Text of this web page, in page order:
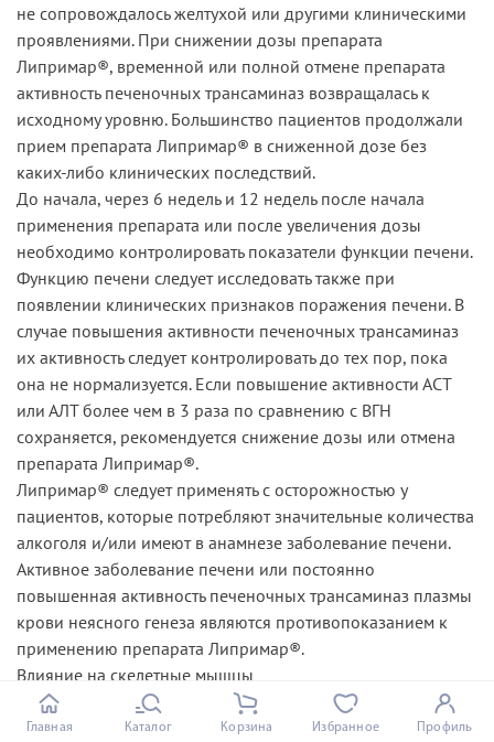
не сопровождалось желтухой или другими клиническими
проявлениями. При снижении дозы препарата
Липримар®, временной или полной отмене препарата
активность печеночных трансаминаз возвращалась к
исходному уровню. Большинство пациентов продолжали
прием препарата Липримар® в сниженной дозе без
каких-либо клинических последствий.
До начала, через 6 недель и 12 недель после начала
применения препарата или после увеличения дозы
необходимо контролировать показатели функции печени.
Функцию печени следует исследовать также при
появлении клинических признаков поражения печени. В
случае повышения активности печеночных трансаминаз
их активность следует контролировать до тех пор, пока
она не нормализуется. Если повышение активности АСТ
или АЛТ более чем в 3 раза по сравнению с ВГН
сохраняется, рекомендуется снижение дозы или отмена
препарата Липримар®.
Липримар® следует применять с осторожностью у
пациентов, которые потребляют значительные количества
алкоголя и/или имеют в анамнезе заболевание печени.
Активное заболевание печени или постоянно
повышенная активность печеночных трансаминаз плазмы
крови неясного генеза являются противопоказанием к
применению препарата Липримар®.
Влияние на скелетные мышцы
У пациентов, получавших Липримар®, отмечалась миалгия.
Диагноз миопатии следует предполагать у пациентов с
Главная Каталог Корзина Избранное Профиль